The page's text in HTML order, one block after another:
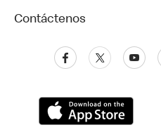
Contáctenos